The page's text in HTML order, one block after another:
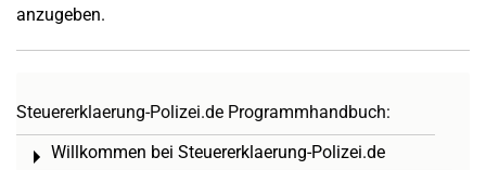
anzugeben.
Steuererklaerung-Polizei.de Programmhandbuch:
Willkommen bei Steuererklaerung-Polizei.de
Toggle menu